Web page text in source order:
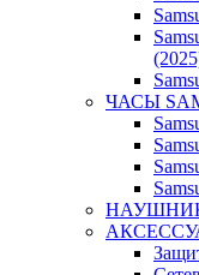
ЧАСЫ